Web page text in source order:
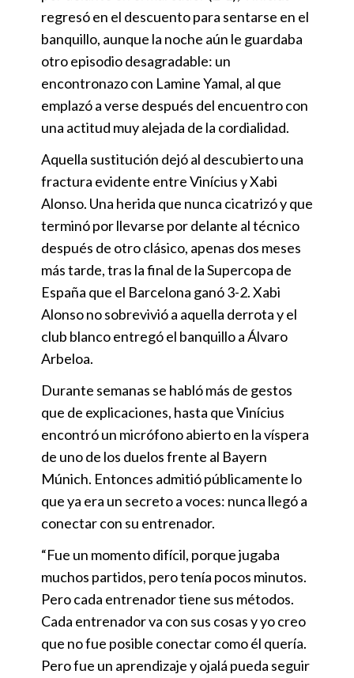
regresó en el descuento para sentarse en el
banquillo, aunque la noche aún le guardaba
otro episodio desagradable: un
encontronazo con Lamine Yamal, al que
emplazó a verse después del encuentro con
una actitud muy alejada de la cordialidad.
Aquella sustitución dejó al descubierto una
fractura evidente entre Vinícius y Xabi
Alonso. Una herida que nunca cicatrizó y que
terminó por llevarse por delante al técnico
después de otro clásico, apenas dos meses
más tarde, tras la final de la Supercopa de
España que el Barcelona ganó 3-2. Xabi
Alonso no sobrevivió a aquella derrota y el
club blanco entregó el banquillo a Álvaro
Arbeloa.
Durante semanas se habló más de gestos
que de explicaciones, hasta que Vinícius
encontró un micrófono abierto en la víspera
de uno de los duelos frente al Bayern
Múnich. Entonces admitió públicamente lo
que ya era un secreto a voces: nunca llegó a
conectar con su entrenador.
“Fue un momento difícil, porque jugaba
muchos partidos, pero tenía pocos minutos.
Pero cada entrenador tiene sus métodos.
Cada entrenador va con sus cosas y yo creo
que no fue posible conectar como él quería.
Pero fue un aprendizaje y ojalá pueda seguir